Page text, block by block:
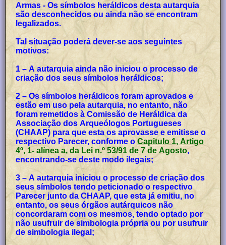
Armas - Os símbolos heráldicos desta autarquia
são desconhecidos ou ainda não se encontram
legalizados.
Tal situação poderá dever-se aos seguintes
motivos:
1 – A autarquia ainda não iniciou o processo de
criação dos seus símbolos heráldicos;
2 – Os símbolos heráldicos foram aprovados e
estão em uso pela autarquia, no entanto, não
foram remetidos à Comissão de Heráldica da
Associação dos Arqueólogos Portugueses
(CHAAP) para que esta os aprovasse e emitisse o
respectivo Parecer, conforme oCapitulo 1, Artigo
4º, 1- alínea a, da Lei n.º 53/91 de 7 de Agosto,
encontrando-se deste modo ilegais;
3 – A autarquia iniciou o processo de criação dos
seus símbolos tendo peticionado o respectivo
Parecer junto da CHAAP, que esta já emitiu, no
entanto, os seus órgãos autárquicos não
concordaram com os mesmos, tendo optado por
não usufruir de simbologia própria ou por usufruir
de simbologia ilegal;